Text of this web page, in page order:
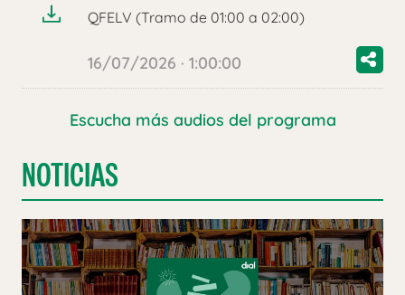
QFELV (Tramo de 01:00 a 02:00)
16/07/2026 · 1:00:00
Escucha más audios del programa
NOTICIAS